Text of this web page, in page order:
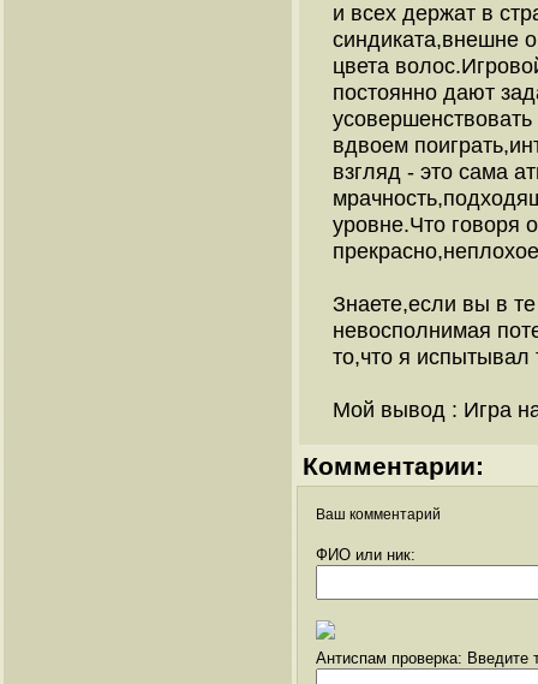
и всех держат в
синдиката,внешне
цвета
постоянно дают
вдвоем
взгляд - это сама
уровне.Что говоря
Знаете,если вы в
невосполнимая
то,что я испытывал
Мой вывод : Игра
Комментарии:
Ваш комментарий
ФИО или ник:
Антиспам проверка: Введите